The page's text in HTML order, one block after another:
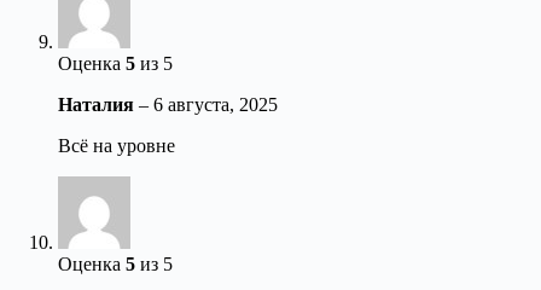
Оценка 5 из 5
Наталия – 6 августа, 2025
Всё на уровне
Оценка 5 из 5